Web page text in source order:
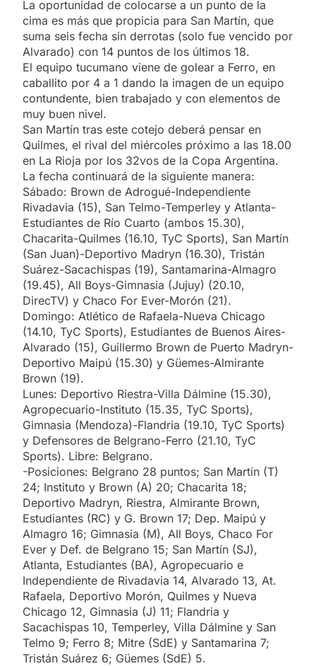
La oportunidad de colocarse a un punto de la
cima es más que propicia para San Martín, que
suma seis fecha sin derrotas (solo fue vencido por
Alvarado) con 14 puntos de los últimos 18.
El equipo tucumano viene de golear a Ferro, en
caballito por 4 a 1 dando la imagen de un equipo
contundente, bien trabajado y con elementos de
muy buen nivel.
San Martín tras este cotejo deberá pensar en
Quilmes, el rival del miércoles próximo a las 18.00
en La Rioja por los 32vos de la Copa Argentina.
La fecha continuará de la siguiente manera:
Sábado: Brown de Adrogué-Independiente
Rivadavia (15), San Telmo-Temperley y Atlanta-
Estudiantes de Río Cuarto (ambos 15.30),
Chacarita-Quilmes (16.10, TyC Sports), San Martín
(San Juan)-Deportivo Madryn (16.30), Tristán
Suárez-Sacachispas (19), Santamarina-Almagro
(19.45), All Boys-Gimnasia (Jujuy) (20.10,
DirecTV) y Chaco For Ever-Morón (21).
Domingo: Atlético de Rafaela-Nueva Chicago
(14.10, TyC Sports), Estudiantes de Buenos Aires-
Alvarado (15), Guillermo Brown de Puerto Madryn-
Deportivo Maipú (15.30) y Güemes-Almirante
Brown (19).
Lunes: Deportivo Riestra-Villa Dálmine (15.30),
Agropecuario-Instituto (15.35, TyC Sports),
Gimnasia (Mendoza)-Flandria (19.10, TyC Sports)
y Defensores de Belgrano-Ferro (21.10, TyC
Sports). Libre: Belgrano.
-Posiciones: Belgrano 28 puntos; San Martín (T)
24; Instituto y Brown (A) 20; Chacarita 18;
Deportivo Madryn, Riestra, Almirante Brown,
Estudiantes (RC) y G. Brown 17; Dep. Maipú y
Almagro 16; Gimnasia (M), All Boys, Chaco For
Ever y Def. de Belgrano 15; San Martín (SJ),
Atlanta, Estudiantes (BA), Agropecuario e
Independiente de Rivadavia 14, Alvarado 13, At.
Rafaela, Deportivo Morón, Quilmes y Nueva
Chicago 12, Gimnasia (J) 11; Flandria y
Sacachispas 10, Temperley, Villa Dálmine y San
Telmo 9; Ferro 8; Mitre (SdE) y Santamarina 7;
Tristán Suárez 6; Güemes (SdE) 5.